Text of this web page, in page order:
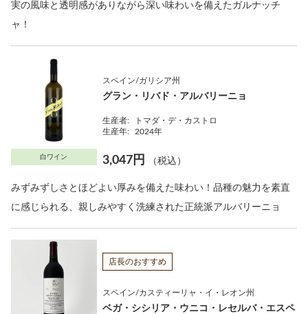
実の風味と透明感がありながら深い味わいを備えたガルナッチ
ャ！
白ワイン
スペイン/ガリシア州
グラン・リバド・アルバリーニョ
生産者:
トマダ・デ・カストロ
生産年:
2024年
3,047円 （税込）
みずみずしさとほどよい厚みを備えた味わい！品種の魅力を素直
に感じられる、親しみやすく洗練された正統派アルバリーニョ
店長のおすすめ
スペイン/カスティーリャ・イ・レオン州
ベガ・シシリア・ウニコ・レセルバ・エスペ